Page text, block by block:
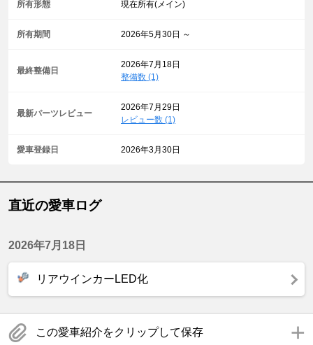
所有形態 現在所有(メイン)
所有期間 2026年5月30日 ～
最終整備日
2026年7月18日
整備数 (1)
最新パーツレビュー
2026年7月29日
レビュー数 (1)
愛車登録日 2026年3月30日
直近の愛車ログ
2026年7月18日
リアウインカーLED化
この愛車紹介をクリップして保存